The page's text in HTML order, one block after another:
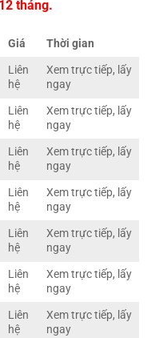
tháng.
Giá Thời gian
Liên
hệ
Xem trực tiếp, lấy
ngay
Liên
hệ
Xem trực tiếp, lấy
ngay
Liên
hệ
Xem trực tiếp, lấy
ngay
Liên
hệ
Xem trực tiếp, lấy
ngay
Liên
hệ
Xem trực tiếp, lấy
ngay
Liên
hệ
Xem trực tiếp, lấy
ngay
Liên
hệ
Xem trực tiếp, lấy
ngay